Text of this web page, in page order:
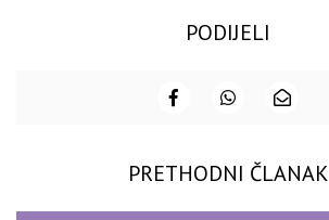
PODIJELI
PRETHODNI ČLANAK